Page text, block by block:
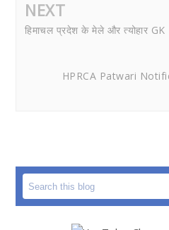
NEXT
हिमाचल प्रदेश के मेले और त्योहार
HPRCA Patwari